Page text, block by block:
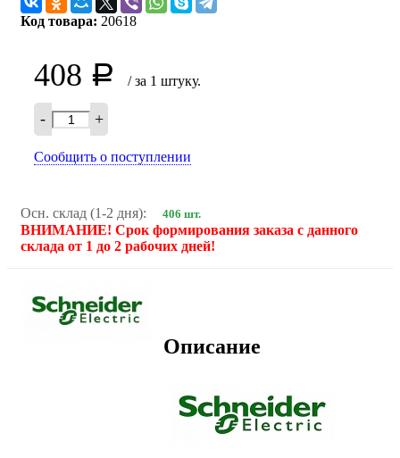
Код товара: 20618
408 Р / за 1 штуку.
- +
Сообщить о поступлении
Осн. склад (1-2 дня): 406 шт.
ВНИМАНИЕ! Срок формирования заказа с данного
склада от 1 до 2 рабочих дней!
Описание